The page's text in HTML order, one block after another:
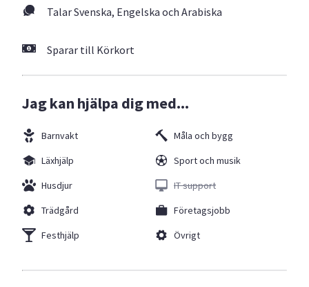
Talar Svenska, Engelska och Arabiska
Sparar till Körkort
Jag kan hjälpa dig med...
Barnvakt
Läxhjälp
Husdjur
Trädgård
Festhjälp
Måla och bygg
Sport och musik
IT support
Företagsjobb
Övrigt